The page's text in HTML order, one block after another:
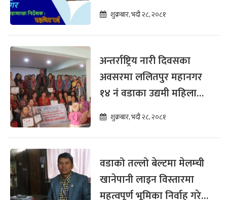
शुक्रबार, भदौ २८, २०८१
अन्तर्राष्ट्रिय नारी दिवसका
अवसरमा ललितपुर महानगर
१४ नं वडाका उद्यमी महिलालाई
पुरस्कार तथा सम्मान (भिडियो)
शुक्रबार, भदौ २८, २०८१
वडाको तल्लो बेल्टमा मेलम्ची
खानेपानी लाइन विस्तारमा
महत्वपूर्ण भूमिका निर्वाह गरेको